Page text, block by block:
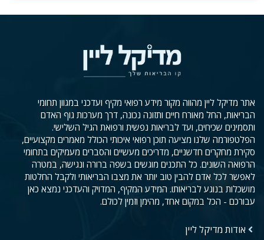
אתר מדיקל ליין מהווה מקור מידע רפואי מקיף ועדכני במגוון תחומי
הבריאות, החל מאורח חיים ותזונה נכונה, דרך מערכות גוף האדם
ותסמינים שכיחים, ועד לבריאות נפשית ורפואת הגיל השלישי.
הפלטפורמה שלנו מציעה תוכן רפואי איכותי הכולל מאמרים מקצועיים,
סקירת מחקרים חדשניים, מדריכים מעשיים והסברים מעמיקים בתחומי
הרפואה השונים. כל התכנים מוגשים בשפה ברורה ונגישה, במטרה
לאפשר לכל אדם להבין טוב יותר את מצבו הבריאותי ולקבל החלטות
מושכלות בנוגע לבריאותו. המידע המקיף, המדויק והעדכני נמצא כאן
עבורכם - הכל במקום אחד, מהימן וזמין לכולם.
אודות מדיקל ליין